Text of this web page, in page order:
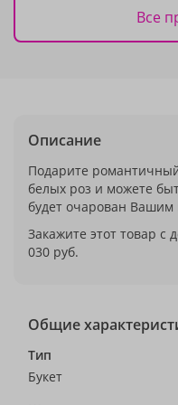
Все
Описание
Подарите
белых роз и можете
будет очарован Вашим
Закажите этот товар с
030 руб.
Общие
Тип
Букет